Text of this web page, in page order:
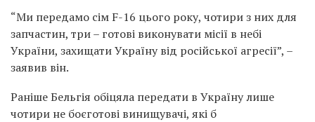
“Ми передамо сім F-16 цього року, чотири з них для
запчастин, три – готові виконувати місії в небі
України, захищати Україну від російської агресії”, –
заявив він.
Раніше Бельгія обіцяла передати в Україну лише
чотири не боєготові винищувачі, які б